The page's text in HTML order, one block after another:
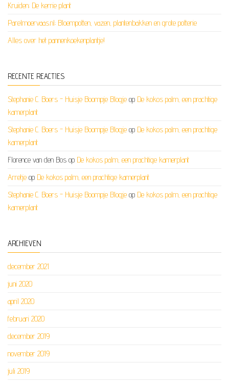
Kruiden; De kerrie plant
Parelmoervaas.nl; Bloempotten, vazen, plantenbakken en grote potterie
Alles over het pannenkoekenplantje!
RECENTE REACTIES
Stephanie C. Boers - Huisje Boompje Blogje op De kokos palm, een prachtige
kamerplant
Stephanie C. Boers - Huisje Boompje Blogje op De kokos palm, een prachtige
kamerplant
Florence van den Bos op De kokos palm, een prachtige kamerplant
Arretje op De kokos palm, een prachtige kamerplant
Stephanie C. Boers - Huisje Boompje Blogje op De kokos palm, een prachtige
kamerplant
ARCHIEVEN
december 2021
juni 2020
april 2020
februari 2020
december 2019
november 2019
juli 2019